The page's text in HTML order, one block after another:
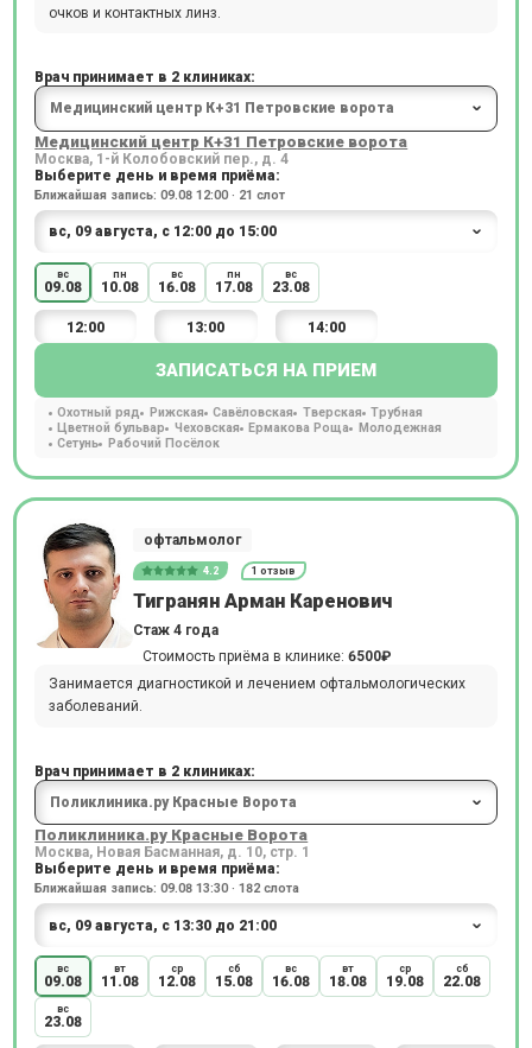
очков и контактных линз.
Врач принимает в 2 клиниках:
Медицинский центр К+31 Петровские ворота
Москва, 1-й Колобовский пер., д. 4
Выберите день и время приёма:
Ближайшая запись: 09.08 12:00 · 21 слот
вс
09.08
пн
10.08
вс
16.08
пн
17.08
вс
23.08
12:00 13:00 14:00
ЗАПИСАТЬСЯ НА ПРИЕМ
Охотный ряд Рижская Савёловская Тверская
Трубная
Цветной бульвар
Чеховская Ермакова Роща
Молодежная
Сетунь
Рабочий Посёлок
офтальмолог
4.2 1 отзыв
Тигранян Арман Каренович
Стаж 4 года
Стоимость приёма в клинике: 6500₽
Занимается диагностикой и лечением офтальмологических
заболеваний.
Врач принимает в 2 клиниках:
Поликлиника.ру Красные Ворота
Москва, Новая Басманная, д. 10, стр. 1
Выберите день и время приёма:
Ближайшая запись: 09.08 13:30 · 182 слота
вс
09.08
вт
11.08
ср
12.08
сб
15.08
вс
16.08
вт
18.08
ср
19.08
сб
22.08
вс
23.08